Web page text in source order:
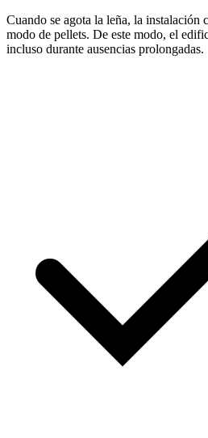
Cuando se agota la leña, la instalación
modo de pellets. De este modo, el
incluso durante ausencias prolongadas.